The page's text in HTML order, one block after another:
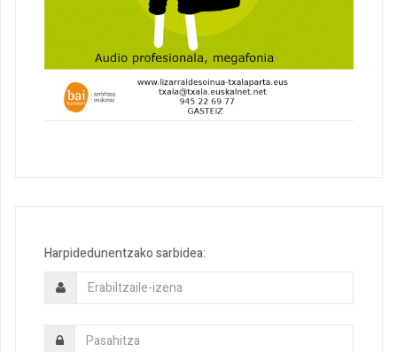
Harpidedunentzako sarbidea: